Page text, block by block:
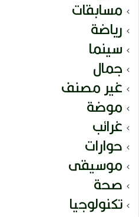
مسابقات
رياضة
سينما
جمال
غير مصنف
موضة
غرائب
حوارات
موسيقى
صحة
تكنولوجيا